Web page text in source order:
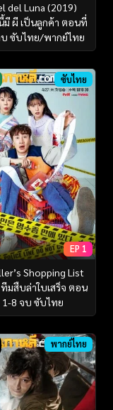
del Luna (2019)
มี ผี เป็นลูกค้า ตอนที่
บ ซับไทย/พากย์ไทย
ซับไทย
EP 1
Shopping List
มสืบล่าใบเสร็จ ตอน
8 จบ ซับไทย
พากย์ไทย